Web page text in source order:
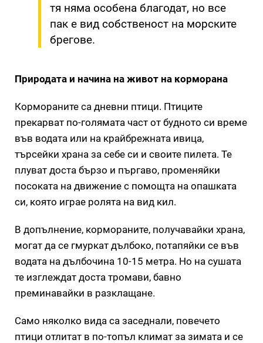
тя няма особена благодат, но все
пак е вид собственост на морските
брегове.
Природата и начина на живот на корморана
Кормораните са дневни птици. Птиците
прекарват по-голямата част от будното си време
във водата или на крайбрежната ивица,
търсейки храна за себе си и своите пилета. Те
плуват доста бързо и пъргаво, променяйки
посоката на движение с помощта на опашката
си, която играе ролята на вид кил.
В допълнение, кормораните, получавайки храна,
могат да се гмуркат дълбоко, потапяйки се във
водата на дълбочина 10-15 метра. Но на сушата
те изглеждат доста тромави, бавно
преминавайки в разклащане.
Само няколко вида са заседнали, повечето
птици отлитат в по-топъл климат за зимата и се